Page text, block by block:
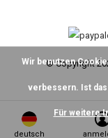
© Copyright
deutsch
Wir benutzen
verbessern. Ist das
Für weitere